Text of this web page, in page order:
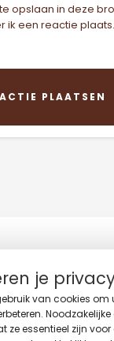
opslaan in deze
ik een reactie plaats.
NAAR
je
van cookies om
essentieel zijn voor